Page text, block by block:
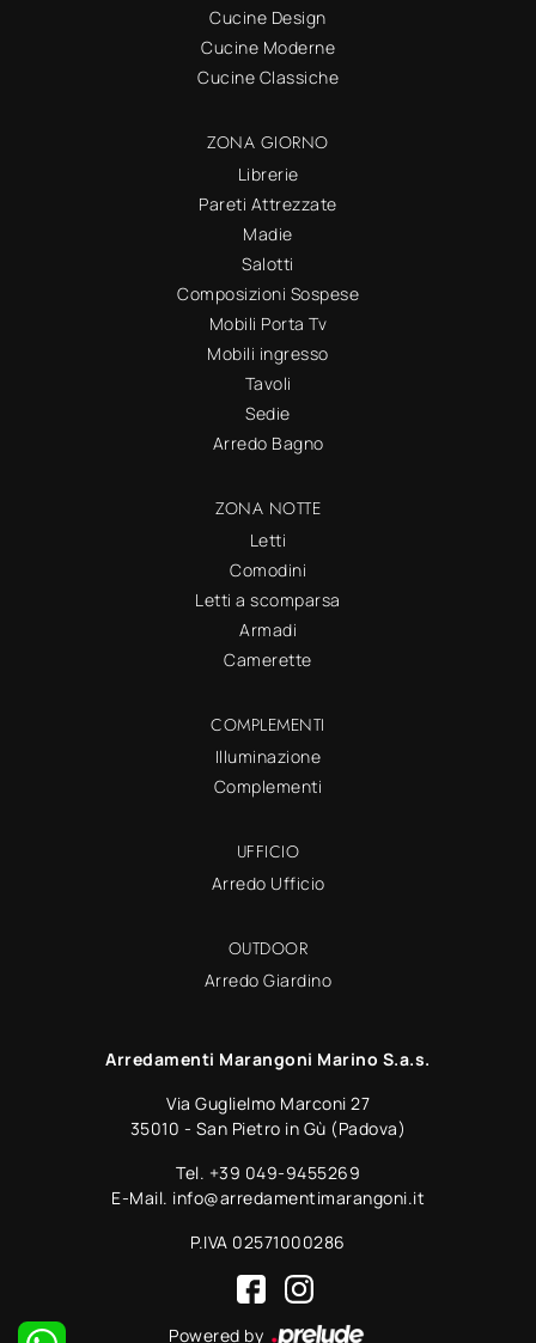
Cucine Design
Cucine Moderne
Cucine Classiche
ZONA GIORNO
Librerie
Pareti Attrezzate
Madie
Salotti
Composizioni Sospese
Mobili Porta Tv
Mobili ingresso
Tavoli
Sedie
Arredo Bagno
ZONA NOTTE
Letti
Comodini
Letti a scomparsa
Armadi
Camerette
COMPLEMENTI
Illuminazione
Complementi
UFFICIO
Arredo Ufficio
OUTDOOR
Arredo Giardino
Arredamenti Marangoni Marino S.a.s.
Via Guglielmo Marconi 27
35010 - San Pietro in Gù (Padova)
Tel. +39 049-9455269
E-Mail. info@arredamentimarangoni.it
P.IVA 02571000286
Powered by